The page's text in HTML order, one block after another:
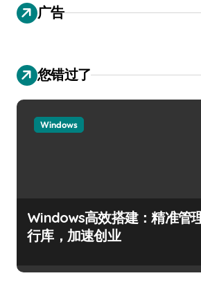
广告
您错过了
Windows
Windows高效搭建：精准管
行库，加速创业